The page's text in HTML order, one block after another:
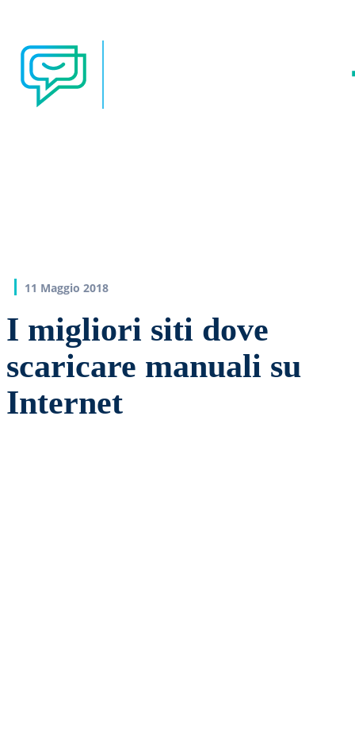
11 Maggio 2018
I migliori siti dove
scaricare manuali su
Internet